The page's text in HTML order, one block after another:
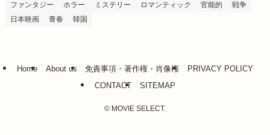
ファンタジー
ホラー ミステリー ロマンティック 官能的
戦争
日本映画
青春 韓国
Home About us 免責事項・著作権・肖像権
PRIVACY POLICY
CONTACT
SITEMAP
© MOVIE SELECT.